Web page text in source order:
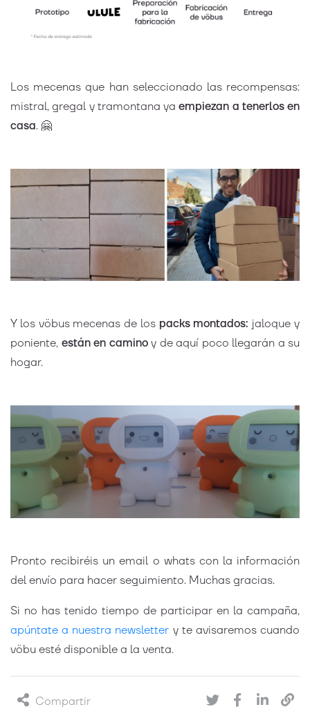
Los mecenas que han seleccionado las recompensas:
mistral, gregal y tramontana yaempiezan a tenerlos en
casa. 🤗
Y los vöbus mecenas de los packs montados: jaloque y
poniente, están en caminoy de aquí poco llegarán a su
hogar.
Pronto recibiréis un email o whats con la información
del envío para hacer seguimiento. Muchas gracias.
Si no has tenido tiempo de participar en la campaña,
apúntate a nuestra newsletter y te avisaremos cuando
vöbu esté disponible a la venta.
Compartir